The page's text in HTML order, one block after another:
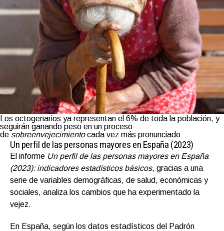
Los octogenarios ya representan el 6% de toda la población, y
seguirán ganando peso en un proceso
de sobreenvejecimientocada vez más pronunciado
Un perfil de las personas mayores en España (2023)
El informe Un perfil de las personas mayores en España
(2023): indicadores estadísticos básicos, gracias a una
serie de variables demográficas, de salud, económicas y
sociales, analiza los cambios que ha experimentado la
vejez.
En España, según los datos estadísticos del Padrón